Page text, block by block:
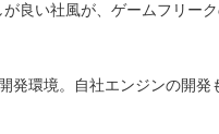
が良い社風が、ゲームフリー
発環境。自社エンジンの開発